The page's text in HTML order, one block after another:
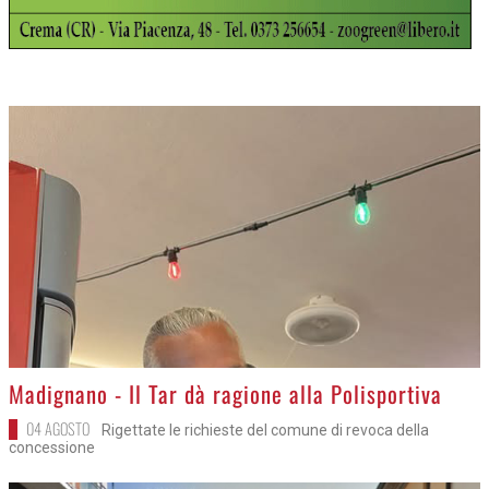
>Madignano - Il Tar dà ragione alla Polisportiva
04 AGOSTO
Rigettate le richieste del comune di revoca della
concessione